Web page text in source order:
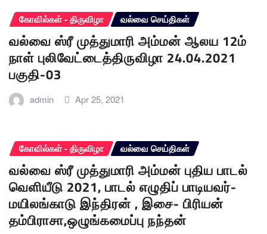
கோவில்கள் - திருவிழா வல்வை செய்திகள்
வல்வை ஸ்ரீ முத்துமாரி அம்மன் ஆலய 12ம்
நாள் புலிவேட்டைத்திருவிழா 24.04.2021
பகுதி-03
admin Apr 25, 2021
கோவில்கள் - திருவிழா வல்வை செய்திகள்
வல்வை ஸ்ரீ முத்துமாரி அம்மன் புதிய பாடல்
வெளியீடு 2021, பாடல் எழுதிப் பாடியவர்-
மயிலங்காடு இந்திரன் , இசை- பிரியன்
தம்பிராசா,ஒழுங்கமைப்பு நந்தன்